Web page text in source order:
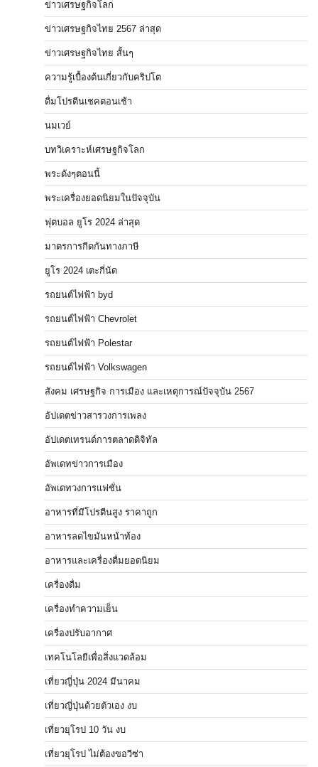
ข่าวเศรษฐกิจโลก
ข่าวเศรษฐกิจไทย 2567 ล่าสุด
ข่าวเศรษฐกิจไทย สั้นๆ
ความรู้เบื้องต้นเกี่ยวกับคริปโต
ดื่มโปรตีนเชคตอนเช้า
นมเวย์
บทวิเคราะห์เศรษฐกิจโลก
พระดังๆตอนนี้
พระเครื่องยอดนิยมในปัจจุบัน
ฟุตบอล ยูโร 2024 ล่าสุด
มาตรการกีดกันทางภาษี
ยูโร 2024 เตะกี่นัด
รถยนต์ไฟฟ้า byd
รถยนต์ไฟฟ้า Chevrolet
รถยนต์ไฟฟ้า Polestar
รถยนต์ไฟฟ้า Volkswagen
สังคม เศรษฐกิจ การเมือง และเหตุการณ์ปัจจุบัน 2567
อัปเดตข่าวสารวงการเพลง
อัปเดตเทรนด์การตลาดดิจิทัล
อัพเดทข่าวการเมือง
อัพเดทวงการแฟชั่น
อาหารที่มีโปรตีนสูง ราคาถูก
อาหารลดไขมันหน้าท้อง
อาหารและเครื่องดื่มยอดนิยม
เครื่องดื่ม
เครื่องทำความเย็น
เครื่องปรับอากาศ
เทคโนโลยีเพื่อสิ่งแวดล้อม
เที่ยวญี่ปุ่น 2024 มีนาคม
เที่ยวญี่ปุ่นด้วยตัวเอง งบ
เที่ยวยุโรป 10 วัน งบ
เที่ยวยุโรป ไม่ต้องขอวีซ่า